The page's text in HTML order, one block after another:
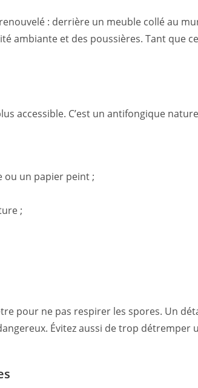
: derrière un meuble collé au
ambiante et des poussières. Tant que
accessible. C’est un antifongique
ou un papier peint ;
;
pour ne pas respirer les spores. Un
Évitez aussi de trop